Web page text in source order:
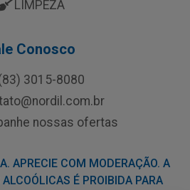
LIMPEZA
Conosco
3015-8080
nossas ofertas
APRECIE COM MODERAÇÃO. A
É PROIBIDA PARA